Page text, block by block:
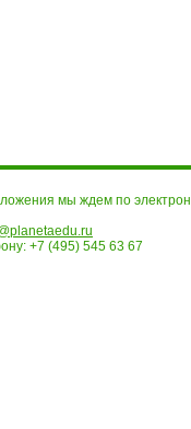
мы ждем по
+7 (495) 545 63 67